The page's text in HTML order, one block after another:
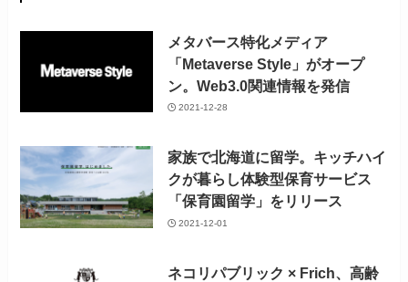
メタバース特化メディア
「Metaverse Style」がオープ
ン。Web3.0関連情報を発信
2021-12-28
家族で北海道に留学。キッチハイ
クが暮らし体験型保育サービス
「保育園留学」をリリース
2021-12-01
ネコリパブリック × Frich、高齢